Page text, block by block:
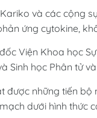
và các cộng
ứng cytokine,
Viện Khoa học
Sinh học Phân tử
được những tiến
dưới hình thức